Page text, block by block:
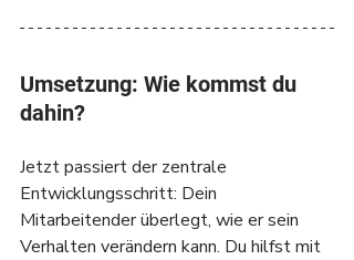
Umsetzung: Wie kommst du
dahin?
Jetzt passiert der zentrale
Entwicklungsschritt: Dein
Mitarbeitender überlegt, wie er sein
Verhalten verändern kann. Du hilfst mit